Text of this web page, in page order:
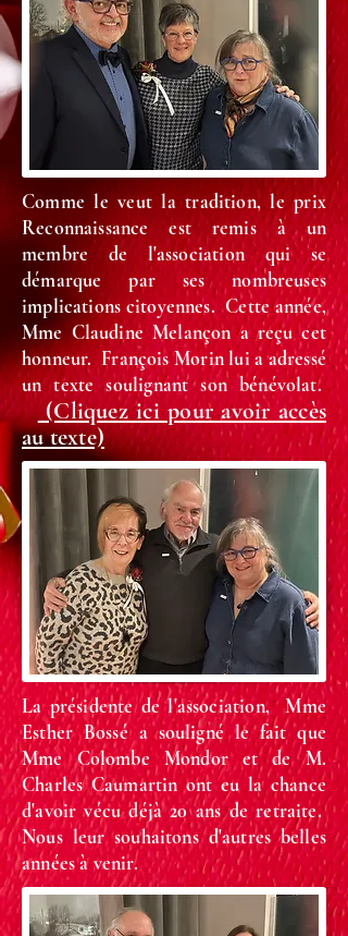
Comme le veut la tradition, le prix
Reconnaissance est remis à un
membre de l'association qui se
démarque par ses nombreuses
implications citoyennes. Cette année,
Mme Claudine Melançon a reçu cet
honneur. François Morin lui a adressé
un texte soulignant son bénévolat.
(Cliquez ici pour avoir accès
au texte)
La présidente de l'association, Mme
Esther Bossé a souligné le fait que
Mme Colombe Mondor et de M.
Charles Caumartin ont eu la chance
d'avoir vécu déjà 20 ans de retraite.
Nous leur souhaitons d'autres belles
années à venir.